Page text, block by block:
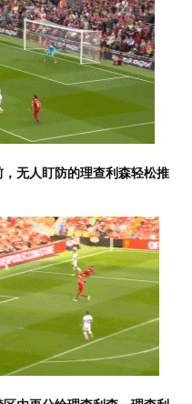
无人盯防的理查利森轻松推